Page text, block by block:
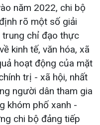
năm 2022, chi bộ
rõ một số giải
chỉ đạo thực
kinh tế, văn hóa, xã
hoạt động của mặt
trị - xã hội, nhất
người dân tham gia
khóm phố xanh -
chi bộ đảng tiếp